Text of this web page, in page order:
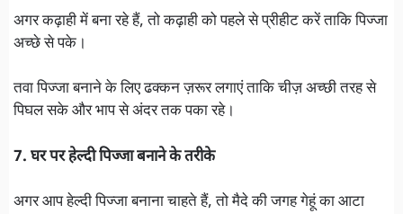
अगर कढ़ाही में बना रहे हैं, तो कढ़ाही को पहले से प्रीहीट करें ताकि पिज्जा
अच्छे से पके।
तवा पिज्जा बनाने के लिए ढक्कन ज़रूर लगाएं ताकि चीज़ अच्छी तरह से
पिघल सके और भाप से अंदर तक पका रहे।
7. घर पर हेल्दी पिज्जा बनाने के तरीके
अगर आप हेल्दी पिज्जा बनाना चाहते हैं, तो मैदे की जगह गेहूं का आटा